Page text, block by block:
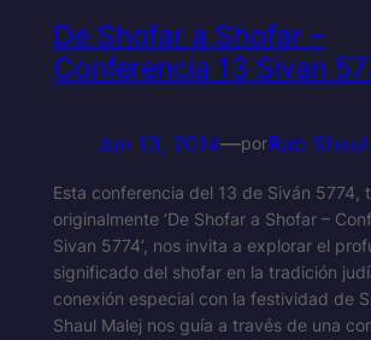
De Shofar a Shofar –
Conferencia 13 Sivan
Jun 13, 2014—porRab
Esta conferencia del 13 de Siván 5774,
originalmente ‘De Shofar a Shofar –
Sivan 5774’, nos invita a explorar el
significado del shofar en la tradición
conexión especial con la festividad de
Shaul Malej nos guía a través de una